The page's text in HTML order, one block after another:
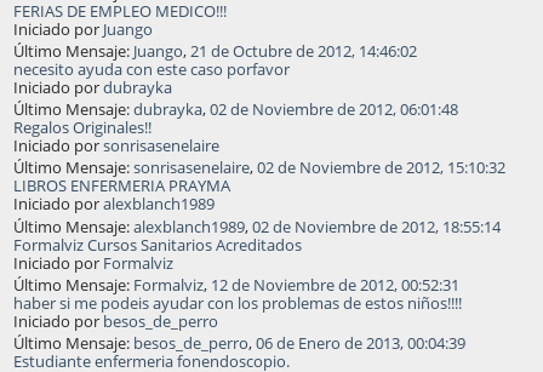
FERIAS DE EMPLEO MEDICO!!!
Iniciado por Juango
Último Mensaje: Juango,21 de Octubre de 2012, 14:46:02
necesito ayuda con este caso porfavor
Iniciado pordubrayka
Último Mensaje:dubrayka,02 de Noviembre de 2012, 06:01:48
Regalos Originales!!
Iniciado porsonrisasenelaire
Último Mensaje:sonrisasenelaire,02 de Noviembre de 2012, 15:10:32
LIBROS ENFERMERIA PRAYMA
Iniciado poralexblanch1989
Último Mensaje:alexblanch1989,02 de Noviembre de 2012, 18:55:14
Formalviz Cursos Sanitarios Acreditados
Iniciado por Formalviz
Último Mensaje: Formalviz, 12 de Noviembre de 2012, 00:52:31
haber si me podeis ayudar con los problemas de estos niños!!!!
Iniciado por besos_de_perro
Último Mensaje: besos_de_perro,06 de Enero de 2013, 00:04:39
Estudiante enfermeria fonendoscopio.